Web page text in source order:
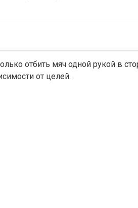
отбить мяч одной рукой в
от целей.